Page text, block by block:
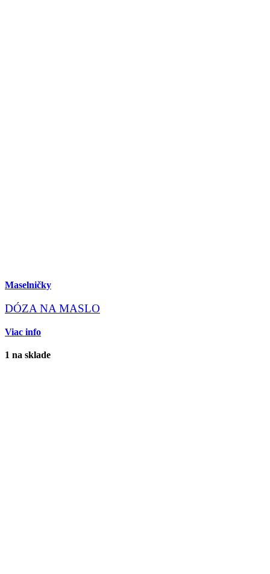
Maselničky
DÓZA NA MASLO
Viac info
1 na sklade